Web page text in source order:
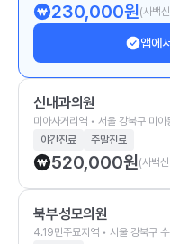
230,000원(사백
앱에
신내과의원
미아사거리역 • 서울 강북구 미아
야간진료
주말진료
520,000원(사백
북부성모의원
4.19민주묘지역 • 서울 강북구